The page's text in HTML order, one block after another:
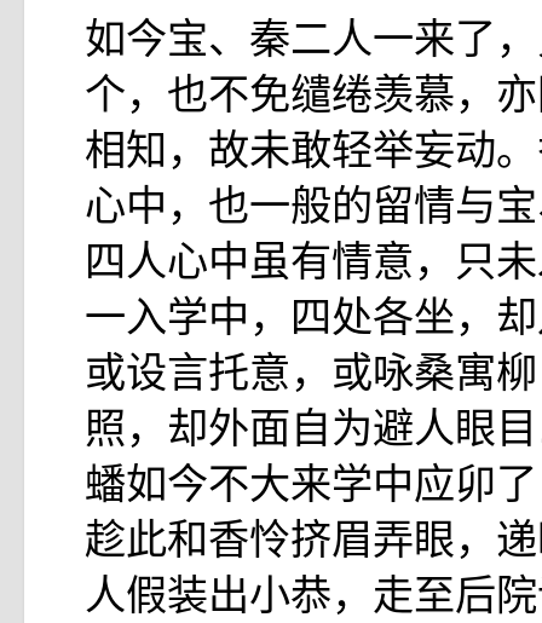
如今宝、秦二人一来了
个，也不免缱绻羡慕，
相知，故未敢轻举妄动
心中，也一般的留情与
四人心中虽有情意，只
一入学中，四处各坐，
或设言托意，或咏桑寓
照，却外面自为避人眼
蟠如今不大来学中应卯
趁此和香怜挤眉弄眼，
人假装出小恭，走至后